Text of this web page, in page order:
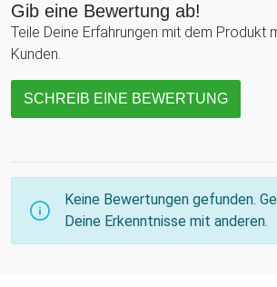
Gib eine Bewertung ab!
Teile Deine Erfahrungen mit dem Produkt
Kunden.
SCHREIB EINE BEWERTUNG
Keine Bewertungen gefunden.
Deine Erkenntnisse mit anderen.